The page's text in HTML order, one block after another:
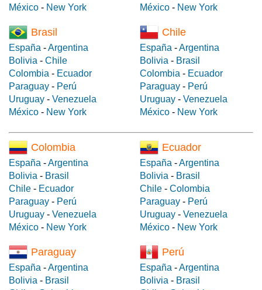
México - New York
México - New York
Brasil
España -Argentina
Bolivia - Chile
Colombia - Ecuador
Paraguay - Perú
Uruguay - Venezuela
México - New York
Chile
España -Argentina
Bolivia - Brasil
Colombia - Ecuador
Paraguay - Perú
Uruguay - Venezuela
México - New York
Colombia
España -Argentina
Bolivia - Brasil
Chile - Ecuador
Paraguay - Perú
Uruguay - Venezuela
México - New York
Ecuador
España -Argentina
Bolivia - Brasil
Chile - Colombia
Paraguay - Perú
Uruguay - Venezuela
México - New York
Paraguay
España -Argentina
Bolivia - Brasil
Perú
España -Argentina
Bolivia - Brasil